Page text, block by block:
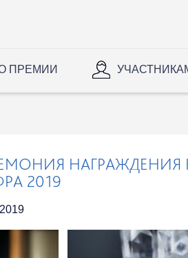
ПРЕМИИ
2019